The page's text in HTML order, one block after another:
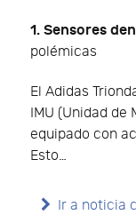
1. Sensores
polémicas
El Adidas
IMU (Unidad de
equipado con
Esto…
Ir a noticia